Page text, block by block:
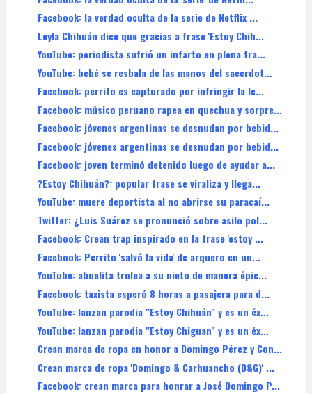
Facebook: la verdad oculta de la serie de Netflix ...
Leyla Chihuán dice que gracias a frase 'Estoy Chih...
YouTube: periodista sufrió un infarto en plena tra...
YouTube: bebé se resbala de las manos del sacerdot...
Facebook: perrito es capturado por infringir la le...
Facebook: músico peruano rapea en quechua y sorpre...
Facebook: jóvenes argentinas se desnudan por bebid...
Facebook: jóvenes argentinas se desnudan por bebid...
Facebook: joven terminó detenido luego de ayudar a...
?Estoy Chihuán?: popular frase se viraliza y llega...
YouTube: muere deportista al no abrirse su paracaí...
Twitter: ¿Luis Suárez se pronunció sobre asilo pol...
Facebook: Crean trap inspirado en la frase 'estoy ...
Facebook: Perrito 'salvó la vida' de arquero en un...
YouTube: abuelita trolea a su nieto de manera épic...
Facebook: taxista esperó 8 horas a pasajera para d...
YouTube: lanzan parodia "Estoy Chihuán" y es un éx...
YouTube: lanzan parodia "Estoy Chiguan" y es un éx...
Crean marca de ropa en honor a Domingo Pérez y Con...
Crean marca de ropa 'Domingo & Carhuancho (D&G)' ...
Facebook: crean marca para honrar a José Domingo P...